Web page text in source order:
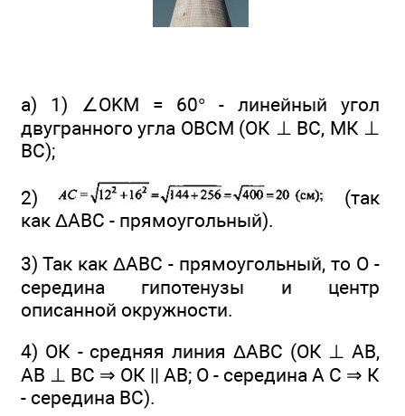
a) 1) ∠OKM = 60° - линейный угол
двугранного угла ОВСМ (ОК ⊥ ВС, МК ⊥
ВС);
2)
(так
как ΔАВС - прямоугольный).
3) Так как ΔABC - прямоугольный, то О -
середина гипотенузы и центр
описанной окружности.
4) ОК - средняя линия ΔABC (ОК ⊥ АВ,
АВ ⊥ ВС ⇒ ОК || АВ; О - середина А С ⇒ К
- середина ВС).